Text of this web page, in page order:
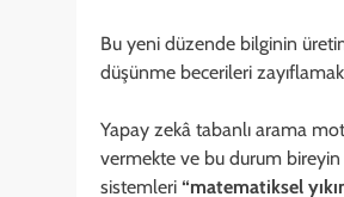
Bu yeni düzende bilginin
düşünme becerileri
Yapay zekâ tabanlı arama
vermekte ve bu durum bireyin
sistemleri “matematiksel